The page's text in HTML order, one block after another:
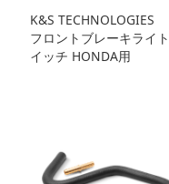
K&S TECHNOLOGIES
フロントブレーキライ
イッチ HONDA用